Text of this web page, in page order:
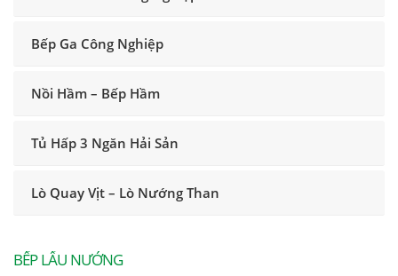
Bếp Ga Công Nghiệp
Nồi Hầm – Bếp Hầm
Tủ Hấp 3 Ngăn Hải Sản
Lò Quay Vịt – Lò Nướng Than
BẾP LẨU NƯỚNG